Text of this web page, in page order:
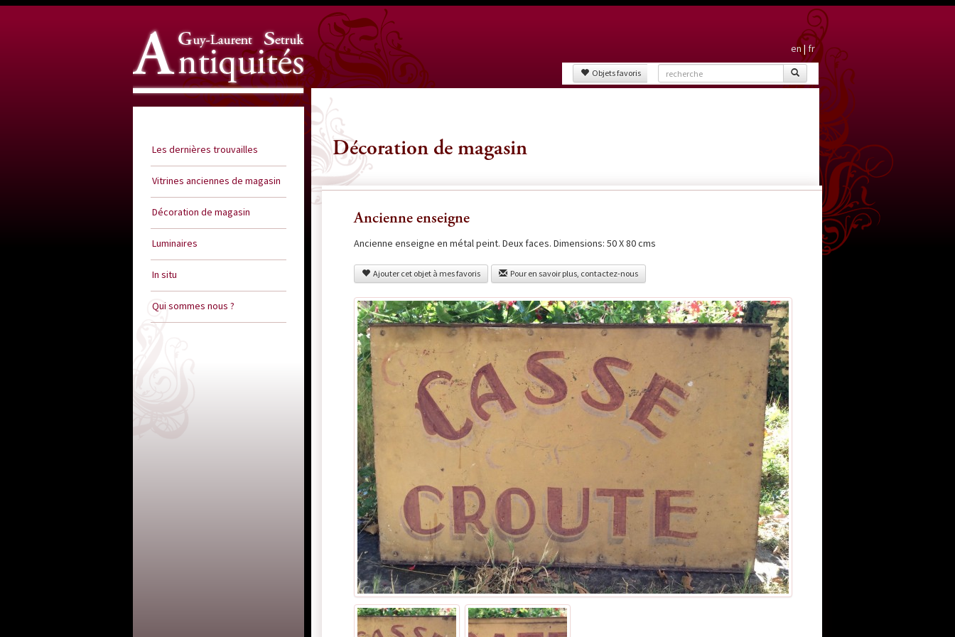
Les dernières trouvailles
Vitrines anciennes de magasin
Décoration de magasin
Luminaires
In situ
Qui sommes nous ?
en|fr
Objets favoris
Décoration de magasin
Ancienne enseigne
Ancienne enseigne en métal peint. Deux faces. Dimensions: 50 X 80 cms
Ajouter cet objet à mes favoris Pour en savoir plus, contactez-nous